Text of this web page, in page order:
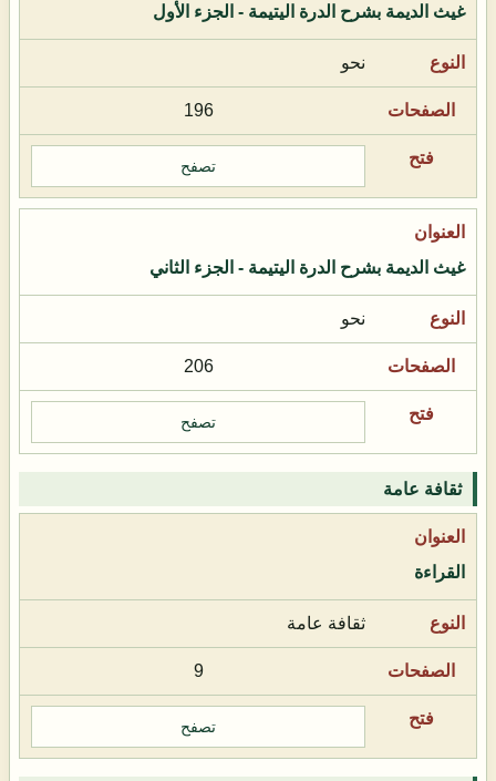
غيث الديمة بشرح الدرة اليتيمة - الجزء الأول
نحو
196
تصفح
غيث الديمة بشرح الدرة اليتيمة - الجزء الثاني
نحو
206
تصفح
ثقافة عامة
القراءة
ثقافة عامة
9
تصفح